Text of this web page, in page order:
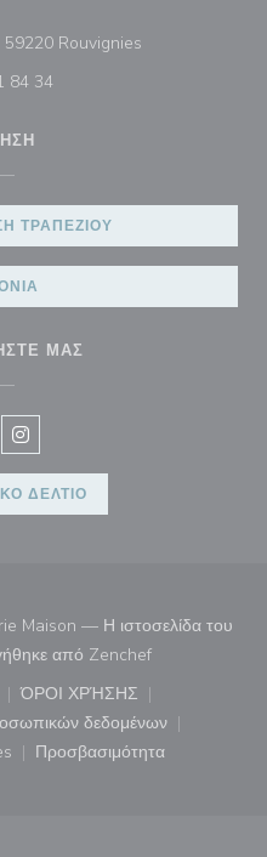
Rouvignies
84 34
ΤΡΑΠΕΖΙΟΎ
ΜΑΣ
((ανοίγει σε νέο
Instagram ((ανοίγει σε νέο
ΔΕΛΤΊΟ
Maison — Η ιστοσελίδα του
από Zenchef((ανοίγει σε
σε νέο παράθυρο))
ΌΡΟΙ ΧΡΉΣΗΣ
((ανοίγει σε νέο
δεδομένων
((ανοίγει σε νέο παράθυρο))
σε νέο παράθυρο))
Προσβασιμότητα
((ανοίγει σε νέο